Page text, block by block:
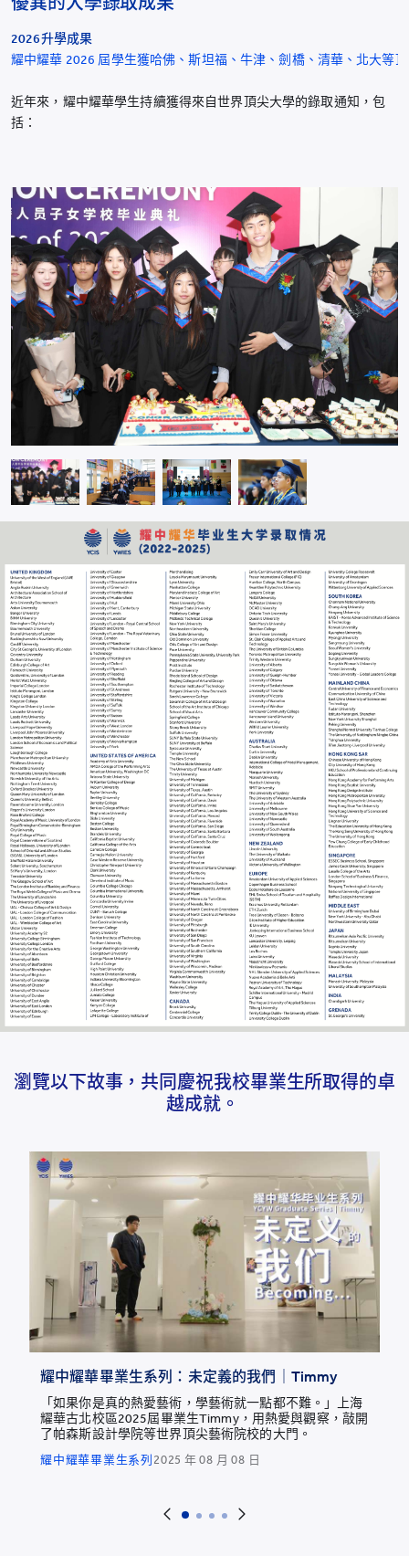
2026升學成果
耀中耀華 2026 屆學生獲哈佛、斯坦福、牛津、劍橋、清華、北大等
近年來，耀中耀華學生持續獲得來自世界頂尖大學的錄取通知，包
括：
瀏覽以下故事，共同慶祝我校畢業生所取得的卓
越成就。
耀中耀華畢業生系列：未定義的我們｜Timmy
「如果你是真的熱愛藝術，學藝術就一點都不難。」上海
耀華古北校區2025屆畢業生Timmy，用熱愛與觀察，敲開
了帕森斯設計學院等世界頂尖藝術院校的大門。
耀中耀華畢業生系列 2025 年 08 月 08 日